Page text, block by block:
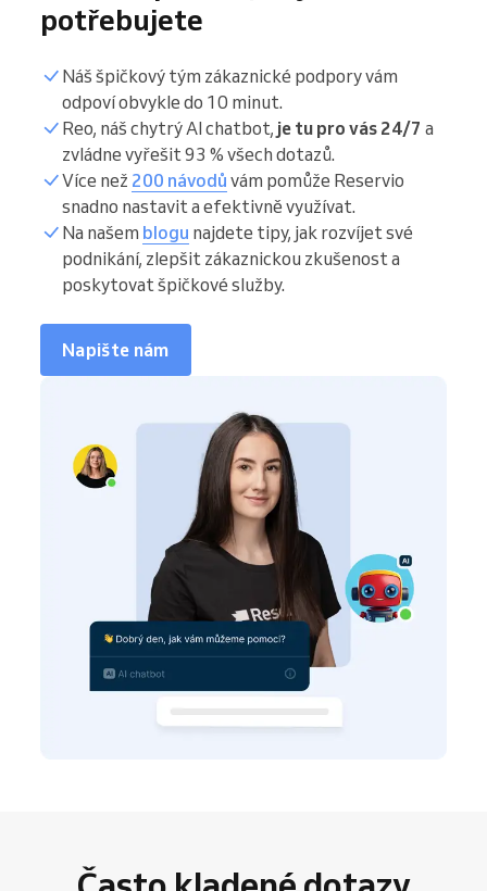
potřebujete
Náš špičkový tým zákaznické podpory vám
odpoví obvykle do 10 minut.
Reo, náš chytrý AI chatbot, je tu pro vás 24/7 a
zvládne vyřešit 93 % všech dotazů.
Více než 200 návodů vám pomůže Reservio
snadno nastavit a efektivně využívat.
Na našem blogu najdete tipy, jak rozvíjet své
podnikání, zlepšit zákaznickou zkušenost a
poskytovat špičkové služby.
Napište nám